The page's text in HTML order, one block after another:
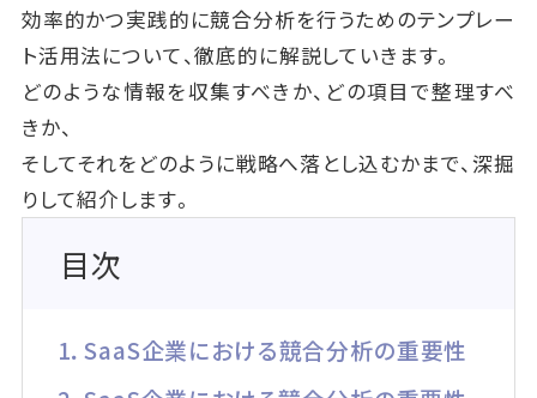
効率的かつ実践的に競合分析を行うためのテンプレー
ト活用法について、徹底的に解説していきます。
どのような情報を収集すべきか、どの項目で整理すべ
きか、
そしてそれをどのように戦略へ落とし込むかまで、深掘
りして紹介します。
目次
1．SaaS企業における競合分析の重要性